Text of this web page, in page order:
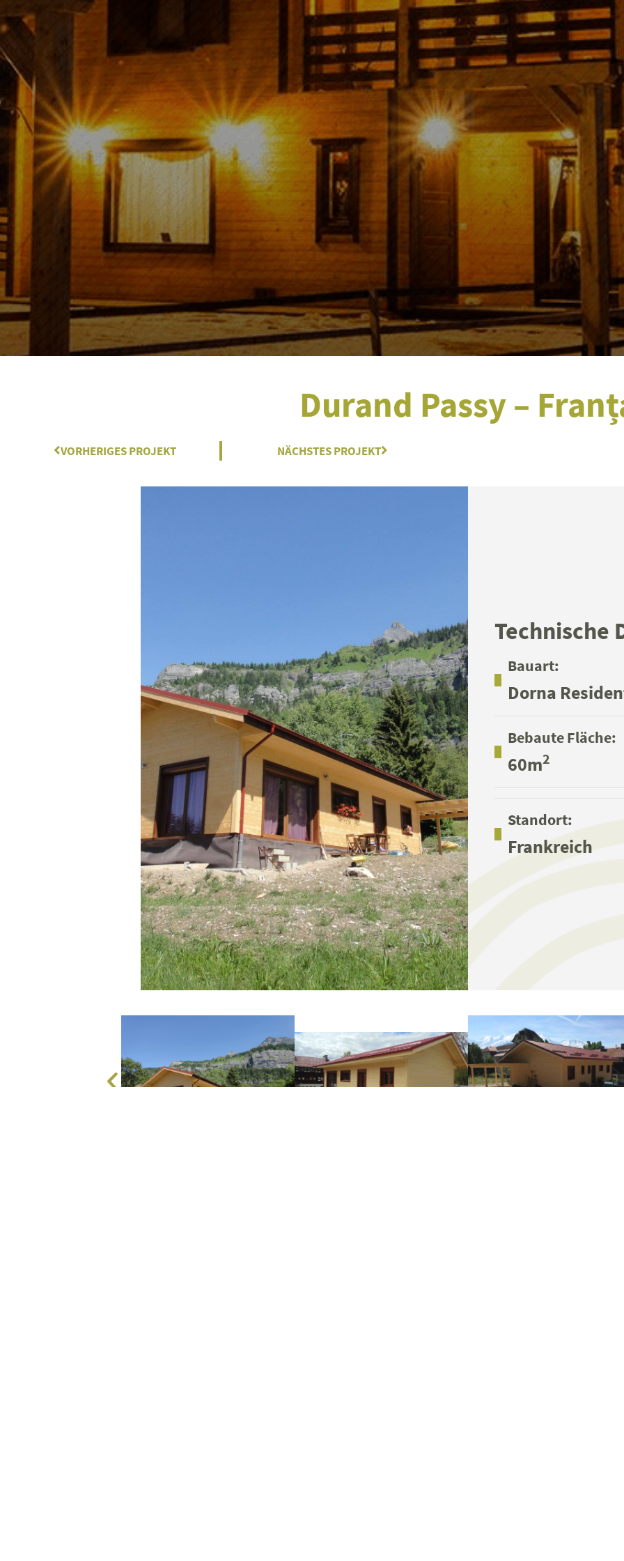
Durand Passy –
Zurück
VORHERIGES PROJEKT NÄCHSTES PROJEKTNächster
Technische
Bauart:
Dorna
Bebaute Fläche:
60m2
Standort:
Frankreich